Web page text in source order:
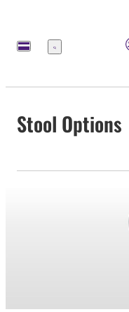
Menü
Stool Options